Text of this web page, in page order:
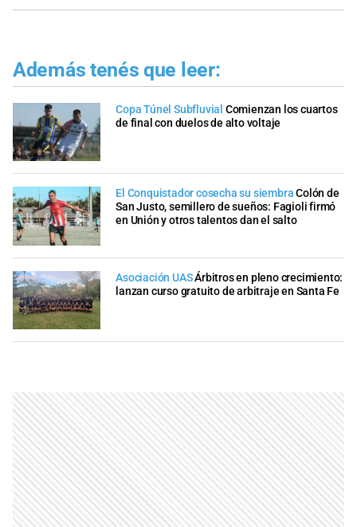
Además tenés que leer:
Copa Túnel Subfluvial Comienzan los cuartos
de final con duelos de alto voltaje
El Conquistador cosecha su siembraColón de
San Justo, semillero de sueños: Fagioli firmó
en Unión y otros talentos dan el salto
Asociación UASÁrbitros en pleno crecimiento:
lanzan curso gratuito de arbitraje en Santa Fe